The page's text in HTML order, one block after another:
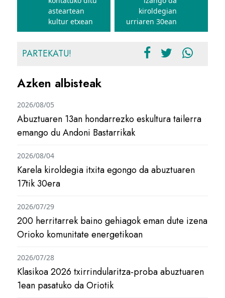
asteartean
kultur etxean
kiroldegian
urriaren 30ean
PARTEKATU!
Azken albisteak
Abuztuaren 13an hondarrezko eskultura tailerra
emango du Andoni Bastarrikak
2026/08/05
Karela kiroldegia itxita egongo da abuztuaren
17tik 30era
2026/08/04
200 herritarrek baino gehiagok eman dute izena
Orioko komunitate energetikoan
2026/07/29
Klasikoa 2026 txirrindularitza-proba abuztuaren
1ean pasatuko da Oriotik
2026/07/28